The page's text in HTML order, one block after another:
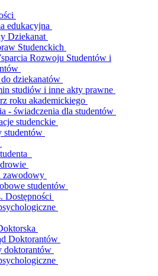
edukacyjna
Dziekanat
Studenckich
Rozwoju Studentów i
dziekanatów
studiów i inne akty prawne
roku akademickiego
- świadczenia dla studentów
studenckie
studentów
zawodowy
studentów
Dostępności
Doktorantów
doktorantów